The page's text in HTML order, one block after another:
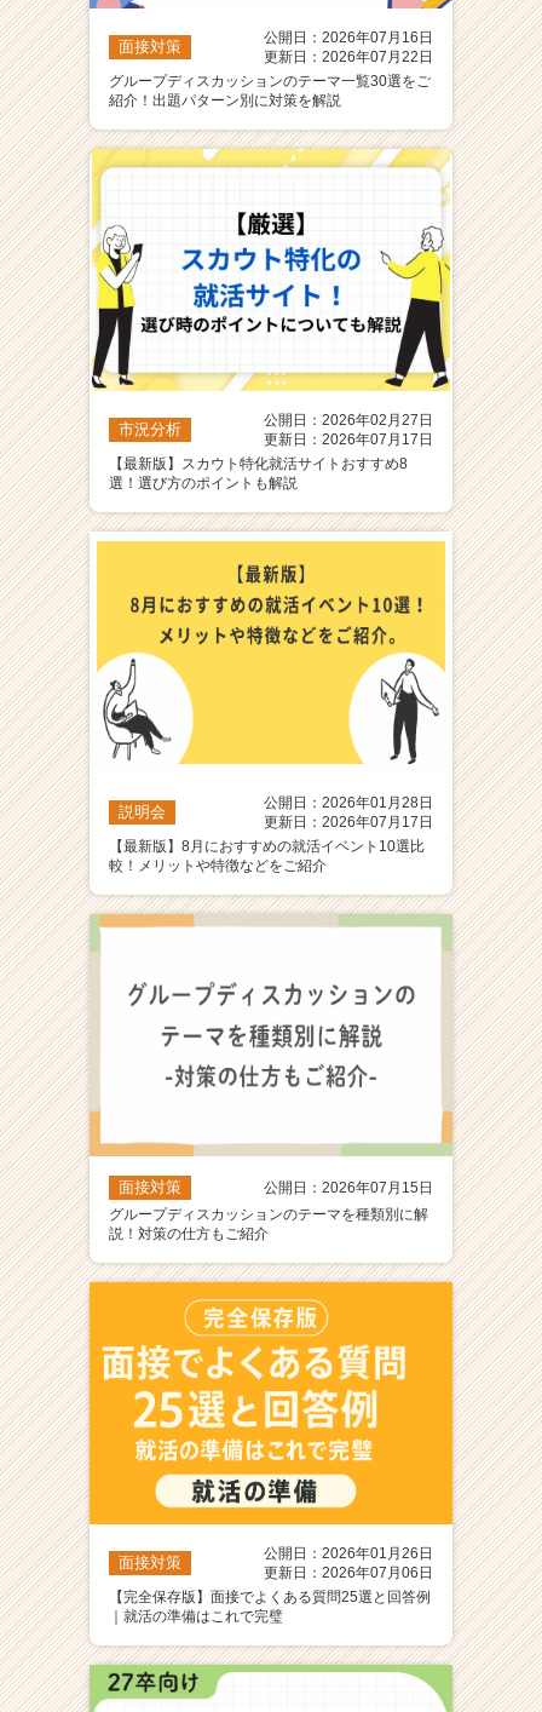
面接対策
公開日：2026年07月16日
更新日：2026年07月22日
グループディスカッションのテーマ一覧30選をご
紹介！出題パターン別に対策を解説
市況分析
公開日：2026年02月27日
更新日：2026年07月17日
【最新版】スカウト特化就活サイトおすすめ8
選！選び方のポイントも解説
説明会
公開日：2026年01月28日
更新日：2026年07月17日
【最新版】8月におすすめの就活イベント10選比
較！メリットや特徴などをご紹介
面接対策
公開日：2026年07月15日
グループディスカッションのテーマを種類別に解
説！対策の仕方もご紹介
面接対策
公開日：2026年01月26日
更新日：2026年07月06日
【完全保存版】面接でよくある質問25選と回答例
｜就活の準備はこれで完璧